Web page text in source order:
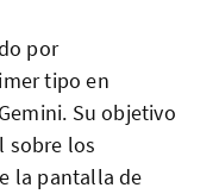
por
tipo en
Su objetivo
sobre los
la pantalla de